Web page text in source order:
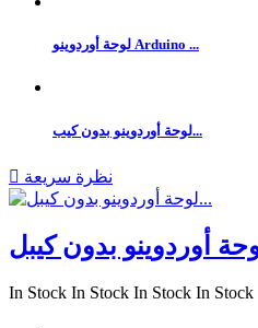
لوحة أوردوينو Arduino ...
لوحة أوردوينو بدون كيب...
 نظرة سريعة
In Stock In Stock In Stock In Stock